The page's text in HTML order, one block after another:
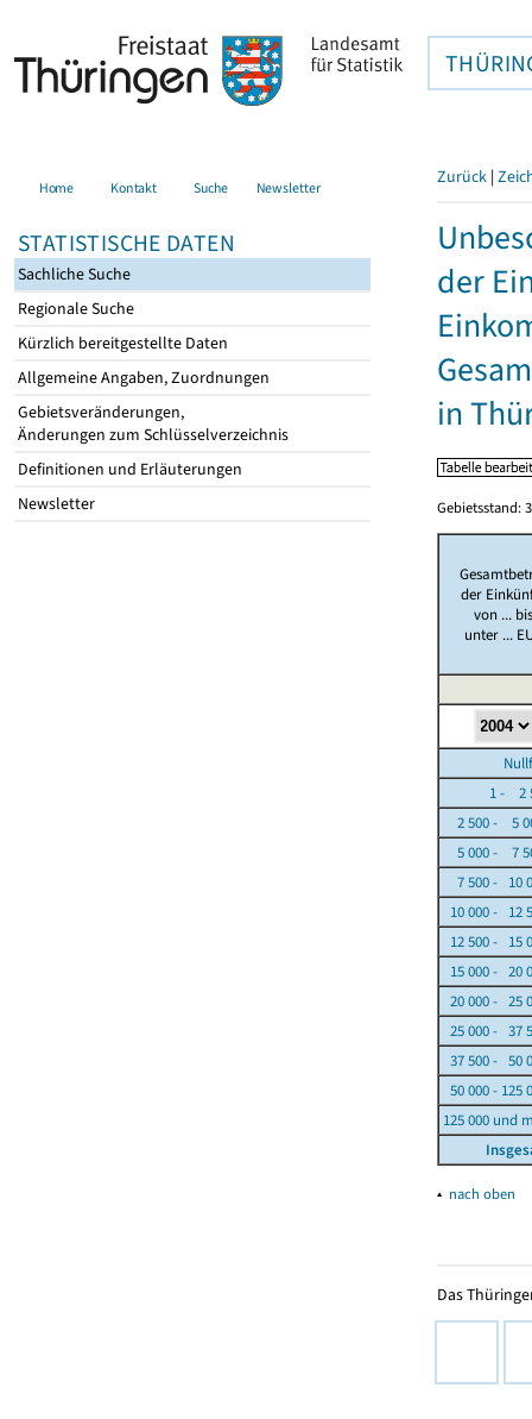
Home Kontakt Suche Newsletter
STATISTISCHE DATEN
Sachliche Suche
Regionale Suche
Kürzlich bereitgestellte Daten
Allgemeine Angaben, Zuordnungen
Gebietsveränderungen,
Änderungen zum Schlüsselverzeichnis
Definitionen und Erläuterungen
Newsletter
Zurück |
der
in
Gebietsstand:
der
von ...
unter ...
1 - 2
2 500 - 5
5 000 - 7
7 500 - 10
10 000 - 12
12 500 - 15
15 000 - 20
20 000 - 25
25 000 - 37
37 500 - 50
50 000 - 125
125 000 und
▴ nach oben
Das